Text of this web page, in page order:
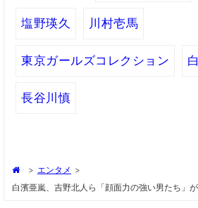
塩野瑛久 川村壱馬
東京ガールズコレクション
長谷川慎
> エンタメ >
白濱亜嵐、吉野北人ら「顔面力の強い男たち」